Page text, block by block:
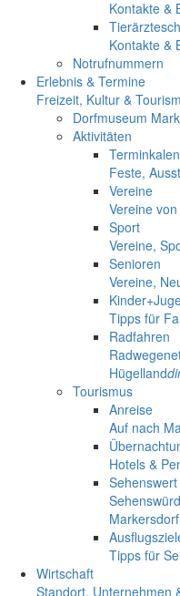
Kontakte &
Kontakte &
Notrufnummern
Erlebnis & Termine
Freizeit, Kultur &
Dorfmuseum
Aktivitäten
Feste,
Vereine
Vereine
Sport
Vereine,
Senioren
Vereine,
Tipps für
Radfahren
Hügelland
Tourismus
Anreise
Auf nach
Hotels &
Sehenswert
Markersdorf
Tipps für
Wirtschaft
Standort, Unternehmen